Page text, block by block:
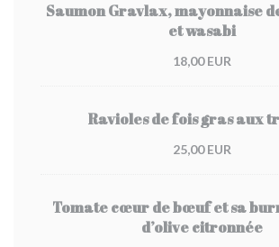
Saumon Gravlax, mayonnaise
et wasabi
18,00 EUR
Ravioles de fois gras aux
25,00 EUR
Tomate cœur de bœuf et sa
d’olive citronnée